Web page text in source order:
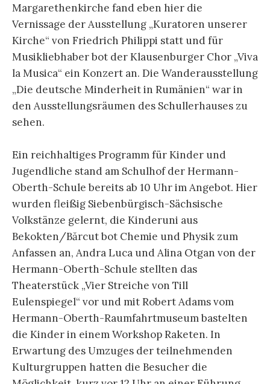
Margarethenkirche fand eben hier die
Vernissage der Ausstellung „Kuratoren unserer
Kirche“ von Friedrich Philippi statt und für
Musikliebhaber bot der Klausenburger Chor „Viva
la Musica“ ein Konzert an. Die Wanderausstellung
„Die deutsche Minderheit in Rumänien“ war in
den Ausstellungsräumen des Schullerhauses zu
sehen.
Ein reichhaltiges Programm für Kinder und
Jugendliche stand am Schulhof der Hermann-
Oberth-Schule bereits ab 10 Uhr im Angebot. Hier
wurden fleißig Siebenbürgisch-Sächsische
Volkstänze gelernt, die Kinderuni aus
Bekokten/Bărcut bot Chemie und Physik zum
Anfassen an, Andra Luca und Alina Otgan von der
Hermann-Oberth-Schule stellten das
Theaterstück „Vier Streiche von Till
Eulenspiegel“ vor und mit Robert Adams vom
Hermann-Oberth-Raumfahrtmuseum bastelten
die Kinder in einem Workshop Raketen. In
Erwartung des Umzuges der teilnehmenden
Kulturgruppen hatten die Besucher die